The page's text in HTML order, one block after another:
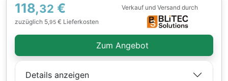
118,32 €
zuzüglich 5,95 € Lieferkosten
Verkauf und Versand durch
Zum Angebot
Details anzeigen